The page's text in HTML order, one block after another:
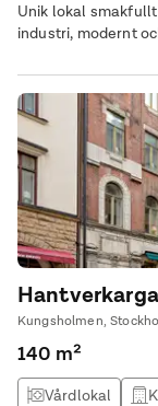
Unik lokal
industri, modernt
Kungsholmen,
140 m²
Vårdlokal